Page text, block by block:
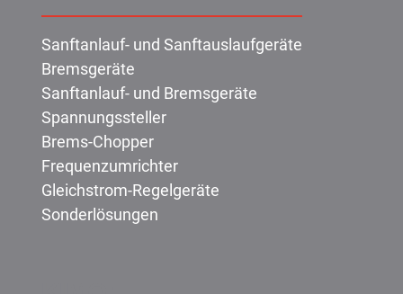
Sanftanlauf- und Sanftauslaufgeräte
Bremsgeräte
Sanftanlauf- und Bremsgeräte
Spannungssteller
Brems-Chopper
Frequenzumrichter
Gleichstrom-Regelgeräte
Sonderlösungen